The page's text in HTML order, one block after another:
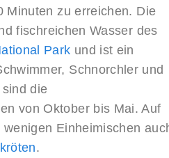
Minuten zu erreichen. Die
fischreichen Wasser des
Park und ist ein
Schnorchler und
die
von Oktober bis Mai. Auf
Einheimischen
.